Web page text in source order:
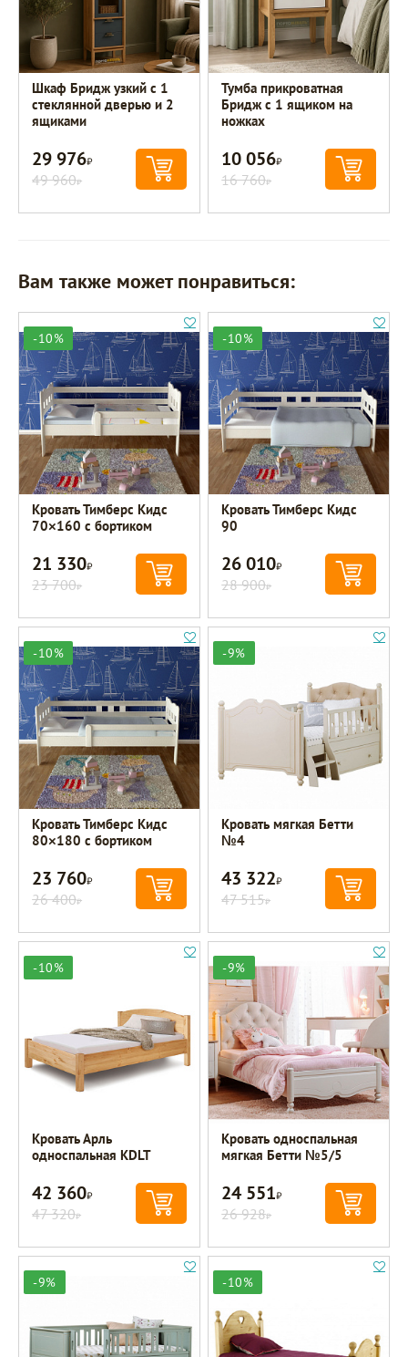
Шкаф Бридж узкий с 1
стеклянной дверью и 2
ящиками
29 976Р
49 960Р
Тумба прикроватная
Бридж с 1 ящиком на
ножках
10 056Р
16 760Р
Вам также может понравиться:
-10%
Кровать Тимберс Кидс
70×160 с бортиком
21 330Р
23 700Р
-10%
Кровать Тимберс Кидс
90
26 010Р
28 900Р
-10%
Кровать Тимберс Кидс
80×180 с бортиком
23 760Р
26 400Р
-9%
Кровать мягкая Бетти
№4
43 322Р
47 515Р
-10%
Кровать Арль
односпальная KDLT
42 360Р
47 320Р
-9%
Кровать односпальная
мягкая Бетти №5/5
24 551Р
26 928Р
-9% -10%